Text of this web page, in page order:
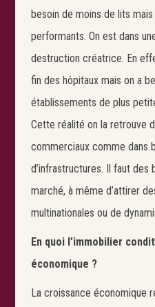
besoin de moins de lits
performants. On est dans
destruction créatrice. En
fin des hôpitaux mais on a
établissements de plus
Cette réalité on la retrouve
commerciaux comme dans
d’infrastructures. Il faut des
marché, à même d’attirer
multinationales ou de
En quoi l’immobilier
économique ?
La croissance économique